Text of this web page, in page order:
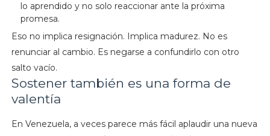
lo aprendido y no solo reaccionar ante la próxima
promesa.
Eso no implica resignación. Implica madurez. No es
renunciar al cambio. Es negarse a confundirlo con otro
salto vacío.
Sostener también es una forma de
valentía
En Venezuela, a veces parece más fácil aplaudir una nueva